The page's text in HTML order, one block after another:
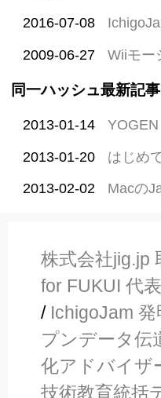
2016-07-08
2009-06-27 Wiiモー
同一ハッシュ最新記
2013-01-14
2013-01-20 はじめ
2013-02-02 Macの
株式会社jig.jp
for FUKUI 代表
/ IchigoJam 発
プンデータ伝
化アドバイザ
技術教育統括